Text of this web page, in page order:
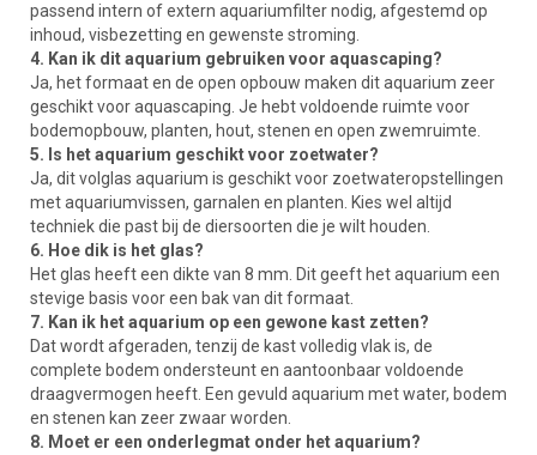
passend intern of extern aquariumfilter nodig, afgestemd op
inhoud, visbezetting en gewenste stroming.
4. Kan ik dit aquarium gebruiken voor aquascaping?
Ja, het formaat en de open opbouw maken dit aquarium zeer
geschikt voor aquascaping. Je hebt voldoende ruimte voor
bodemopbouw, planten, hout, stenen en open zwemruimte.
5. Is het aquarium geschikt voor zoetwater?
Ja, dit volglas aquarium is geschikt voor zoetwateropstellingen
met aquariumvissen, garnalen en planten. Kies wel altijd
techniek die past bij de diersoorten die je wilt houden.
6. Hoe dik is het glas?
Het glas heeft een dikte van 8 mm. Dit geeft het aquarium een
stevige basis voor een bak van dit formaat.
7. Kan ik het aquarium op een gewone kast zetten?
Dat wordt afgeraden, tenzij de kast volledig vlak is, de
complete bodem ondersteunt en aantoonbaar voldoende
draagvermogen heeft. Een gevuld aquarium met water, bodem
en stenen kan zeer zwaar worden.
8. Moet er een onderlegmat onder het aquarium?